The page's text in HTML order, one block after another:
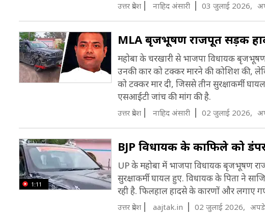
उत्तर प्रदेश नाह‍िद अंसारी 03 जुलाई 2026,
MLA बृजभूषण राजपूत सड़क
महोबा के चरखारी से भाजपा विधायक
उनकी कार को टक्कर मारने की कोशिश की,
को टक्कर मार दी, जिससे तीन सुरक्षाकर्मी
एसआईटी जांच की मांग की है.
उत्तर प्रदेश नाह‍िद अंसारी 02 जुलाई 2026,
1:11
BJP विधायक के काफिले को डंपर
UP के महोबा में भाजपा विधायक बृजभूषण
सुरक्षाकर्मी घायल हुए. विधायक के पिता ने
रही है. फिलहाल हादसे के कारणों और लगाए
उत्तर प्रदेश aajtak.in 02 जुलाई 2026,